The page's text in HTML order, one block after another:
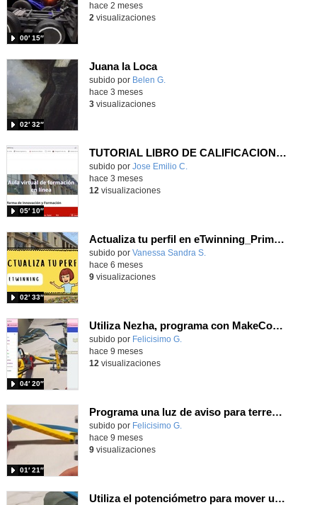
00′ 15″
hace 2 meses
2 visualizaciones
Juana la Loca
Contenido educativo.
subido por Belen G.
02′ 32″
hace 3 meses
3visualizaciones
TUTORIAL LIBRO DE CALIFICACIONES
Contenido educativo.
subido por Jose Emilio C.
05′ 10″
hace 3 meses
12 visualizaciones
Actualiza tu perfil en eTwinning_Primeros Pasos eTwinning
Contenido educativo.
subido por Vanessa Sandra S.
02′ 33″
hace 6 meses
9visualizaciones
Utiliza Nezha, programa con MakeCode y Scratch distintas simulaciones de terremotos.
Contenido educativo.
subido por Felicisimo G.
04′ 20″
hace 9 meses
12 visualizaciones
Programa una luz de aviso para terremotos con MakeCode y tu placa microbit.
Contenido educativo.
subido por Felicisimo G.
01′ 21″
hace 9 meses
9visualizaciones
Utiliza el potenciómetro para mover una plataforma simulando un terremoto programando con MakeCode